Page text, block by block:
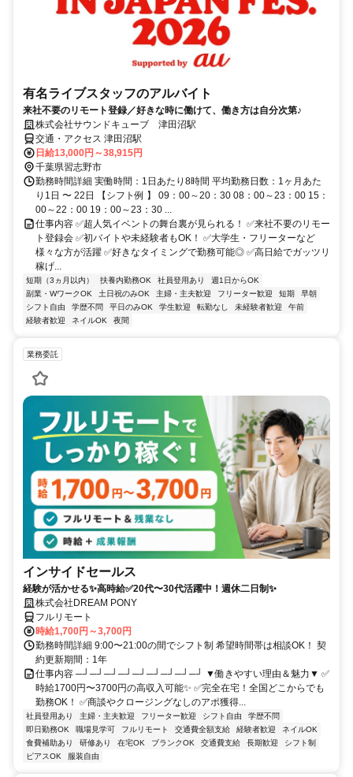
有名ライブスタッフのアルバイト
来社不要のリモート登録／好きな時に働けて、働き方は自分次第♪
株式会社サウンドキューブ 津田沼駅
交通・アクセス 津田沼駅
日給13,000円～38,915円
千葉県習志野市
勤務時間詳細 実働時間：1日あたり8時間 平均勤務日数：1ヶ月あた
り1日 〜 22日 【シフト例 】 09：00～20：30 08：00～23：00 15：
00～22：00 19：00～23：30 ...
仕事内容 ✅超人気イベントの舞台裏が見られる！ ✅来社不要のリモー
ト登録会 ✅初バイトや未経験者もOK！ ✅大学生・フリーターなど
様々な方が活躍 ✅好きなタイミングで勤務可能◎ ✅高日給でガッツリ
稼げ...
短期（3ヵ月以内） 扶養内勤務OK 社員登用あり
週1日からOK
副業・WワークOK
土日祝のみOK 主婦・主夫歓迎 フリーター歓迎 短期
早朝
シフト自由
学歴不問 平日のみOK 学生歓迎 転勤なし 未経験者歓迎
午前
経験者歓迎
ネイルOK 夜間
業務委託
インサイドセールス
経験が活かせる✨高時給✅20代〜30代活躍中！週休二日制✨
株式会社DREAM PONY
フルリモート
時給1,700円～3,700円
勤務時間詳細 9:00〜21:00の間でシフト制 希望時間帯は相談OK！ 契
約更新期間：1年
仕事内容 ─┘─┘─┘─┘─┘─┘─┘─┘─┘ ▼働きやすい理由＆魅力▼ ✅
時給1700円〜3700円の高収入可能✨ ✅完全在宅！全国どこからでも
勤務OK！ ✅商談やクロージングなしのアポ獲得...
社員登用あり 主婦・主夫歓迎 フリーター歓迎 シフト自由
学歴不問
即日勤務OK
職場見学可 フルリモート 交通費全額支給 経験者歓迎
ネイルOK
食費補助あり
研修あり 在宅OK ブランクOK 交通費支給 長期歓迎
シフト制
ピアスOK
服装自由